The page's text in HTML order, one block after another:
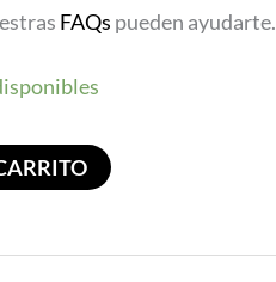
FAQs pueden ayudarte.